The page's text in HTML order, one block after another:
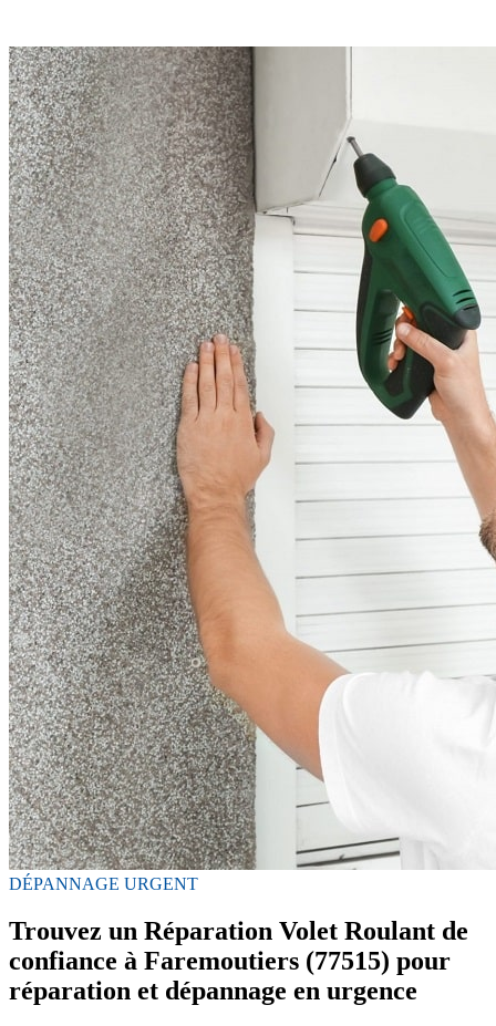
DÉPANNAGE URGENT
Trouvez un Réparation Volet Roulant de
confiance à Faremoutiers (77515) pour
réparation et dépannage en urgence